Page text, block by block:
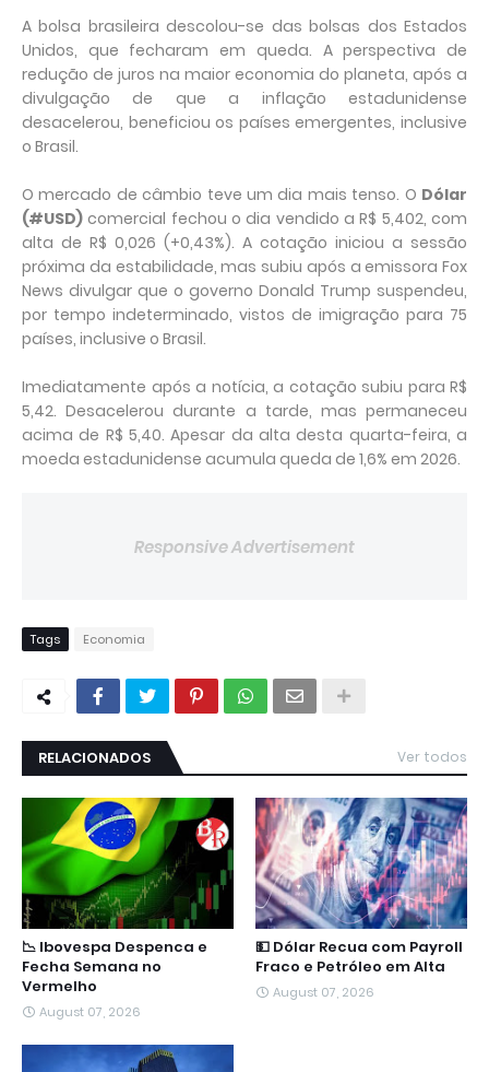
A bolsa brasileira descolou-se das bolsas dos Estados
Unidos, que fecharam em queda. A perspectiva de
redução de juros na maior economia do planeta, após a
divulgação de que a inflação estadunidense
desacelerou, beneficiou os países emergentes, inclusive
o Brasil.
O mercado de câmbio teve um dia mais tenso. O Dólar
(#USD) comercial fechou o dia vendido a R$ 5,402, com
alta de R$ 0,026 (+0,43%). A cotação iniciou a sessão
próxima da estabilidade, mas subiu após a emissora Fox
News divulgar que o governo Donald Trump suspendeu,
por tempo indeterminado, vistos de imigração para 75
países, inclusive o Brasil.
Imediatamente após a notícia, a cotação subiu para R$
5,42. Desacelerou durante a tarde, mas permaneceu
acima de R$ 5,40. Apesar da alta desta quarta-feira, a
moeda estadunidense acumula queda de 1,6% em 2026.
Responsive Advertisement
Tags Economia
RELACIONADOS Ver todos
📉 Ibovespa Despenca e
Fecha Semana no
Vermelho
August 07, 2026
💵 Dólar Recua com Payroll
Fraco e Petróleo em Alta
August 07, 2026